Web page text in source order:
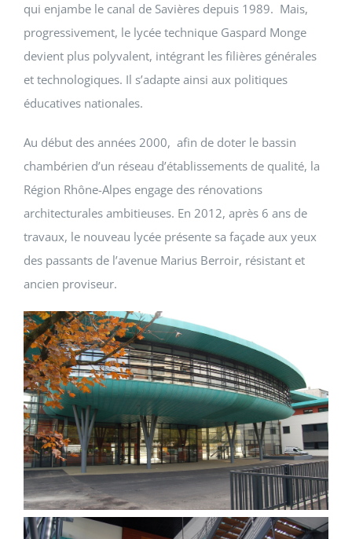
qui enjambe le canal de Savières depuis 1989. Mais,
progressivement, le lycée technique Gaspard Monge
devient plus polyvalent, intégrant les filières générales
et technologiques. Il s’adapte ainsi aux politiques
éducatives nationales.
Au début des années 2000, afin de doter le bassin
chambérien d’un réseau d’établissements de qualité, la
Région Rhône-Alpes engage des rénovations
architecturales ambitieuses. En 2012, après 6 ans de
travaux, le nouveau lycée présente sa façade aux yeux
des passants de l’avenue Marius Berroir, résistant et
ancien proviseur.